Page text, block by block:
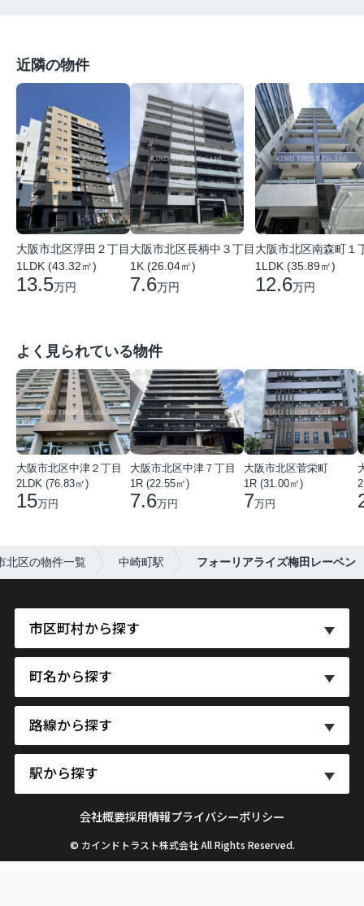
近隣の物件
大阪市北区浮田２丁目
1LDK (43.32㎡)
13.5万円
大阪市北区長柄中３丁目
1K (26.04㎡)
7.6万円
大阪市北区南森町１
1LDK (35.89㎡)
12.6万円
よく見られている物件
大阪市北区中津２丁目
2LDK (76.83㎡)
15万円
大阪市北区中津７丁目
1R (22.55㎡)
7.6万円
大阪市北区菅栄町
1R (31.00㎡)
7万円
北区の物件一覧 中崎町駅 フォーリアライズ梅田レーベン
市区町村から探す
町名から探す
路線から探す
駅から探す
会社概要採用情報プライバシーポリシー
© カインドトラスト株式会社 All Rights Reserved.